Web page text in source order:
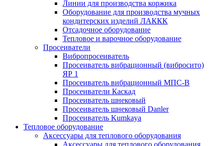
Линии для производства коржика
Оборудование для производства мучных
кондитерских изделий ЛАККК
Отсадочное оборудование
Тепловое и варочное оборудование
Просеиватели
Вибропросеиватель
Просеиватель вибрационный (вибросито)
ЯР 1
Просеиватель вибрационный МПС-В
Просеиватели Каскад
Просеиватель шнековый
Просеиватель шнековый Danler
Просеиватель Kumkaya
Тепловое оборудование
Аксессуары для теплового оборудования
Аксессуары для теплового оборудования